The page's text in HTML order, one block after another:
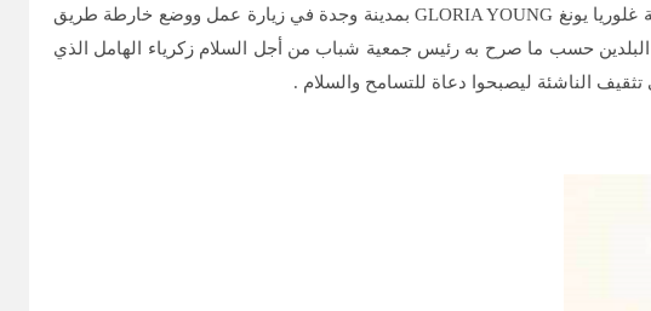
في احتفائية غير مسبوقة بجهة الشرق باليوم العالمي لمناهضة العنف ضد المرأة ,حلت سفيرة جمهورية بنما بالمملكة المغربية غلوريا يونغ GLORIA YOUNG بمدينة وجدة في زيارة عمل ووضع خارطة طريق
البلدين حسب ما صرح به رئيس جمعية شباب من أجل السلام زكرياء الهامل الذي
الناشئة ليصبحوا دعاة للتسامح والسلام .